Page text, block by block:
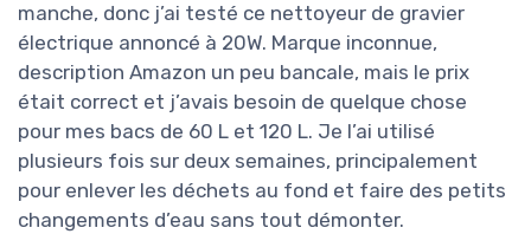
manche, donc j’ai testé ce nettoyeur de gravier
électrique annoncé à 20W. Marque inconnue,
description Amazon un peu bancale, mais le prix
était correct et j’avais besoin de quelque chose
pour mes bacs de 60 L et 120 L. Je l’ai utilisé
plusieurs fois sur deux semaines, principalement
pour enlever les déchets au fond et faire des petits
changements d’eau sans tout démonter.